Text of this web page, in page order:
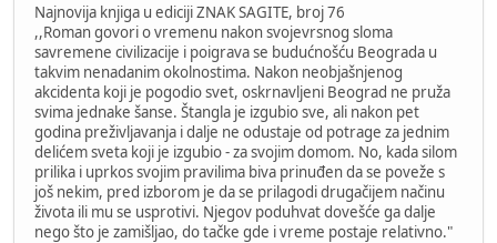
Najnovija knjiga u ediciji ZNAK SAGITE, broj 76
,,Roman govori o vremenu nakon svojevrsnog sloma
savremene civilizacije i poigrava se budućnošću Beograda u
takvim nenadanim okolnostima. Nakon neobjašnjenog
akcidenta koji je pogodio svet, oskrnavljeni Beograd ne pruža
svima jednake šanse. Štangla je izgubio sve, ali nakon pet
godina preživljavanja i dalje ne odustaje od potrage za jednim
delićem sveta koji je izgubio - za svojim domom. No, kada silom
prilika i uprkos svojim pravilima biva prinuđen da se poveže s
još nekim, pred izborom je da se prilagodi drugačijem načinu
života ili mu se usprotivi. Njegov poduhvat dovešće ga dalje
nego što je zamišljao, do tačke gde i vreme postaje relativno."